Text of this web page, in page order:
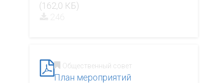
(162,0 КБ)
Общественный совет
План мероприятий